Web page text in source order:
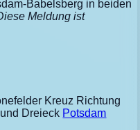
Babelsberg in beiden
Meldung ist
Kreuz Richtung
Dreieck Potsdam